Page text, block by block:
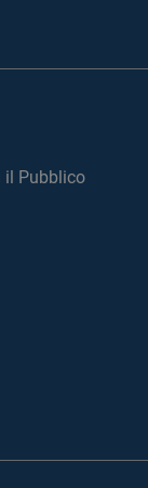
il Pubblico